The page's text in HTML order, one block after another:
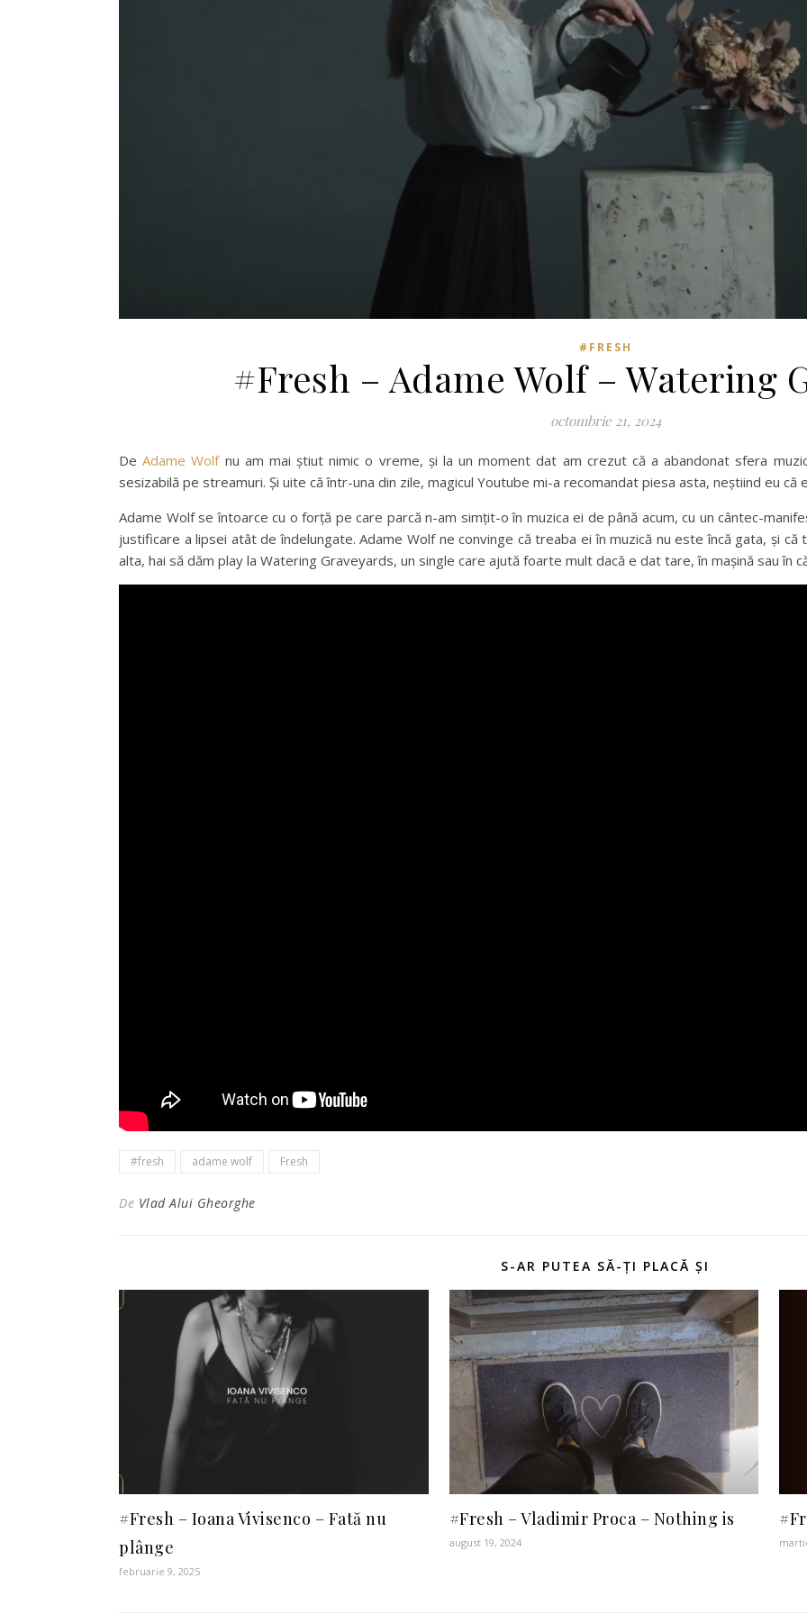
#FRESH
#Fresh – Adame Wolf – Watering
octombrie 21, 2024
DeAdame Wolf nu am mai știut nimic o vreme, și la un moment dat am crezut că a abandonat sfera
sesizabilă pe streamuri. Și uite că într-una din zile, magicul Youtube mi-a recomandat piesa asta, neștiind eu că
Adame Wolf se întoarce cu o forță pe care parcă n-am simțit-o în muzica ei de până acum, cu un cântec-
justificare a lipsei atât de îndelungate. Adame Wolf ne convinge că treaba ei în muzică nu este încă gata, și că
alta, hai să dăm play la Watering Graveyards, un single care ajută foarte mult dacă e dat tare, în mașină sau în
#fresh adame wolf Fresh
De Vlad Alui Gheorghe
S-AR PUTEA SĂ-ȚI PLACĂ ȘI
#Fresh – Ioana Vivisenco – Fată nu
plânge
februarie 9, 2025
#Fresh – Vladimir Proca – Nothing is
august 19, 2024